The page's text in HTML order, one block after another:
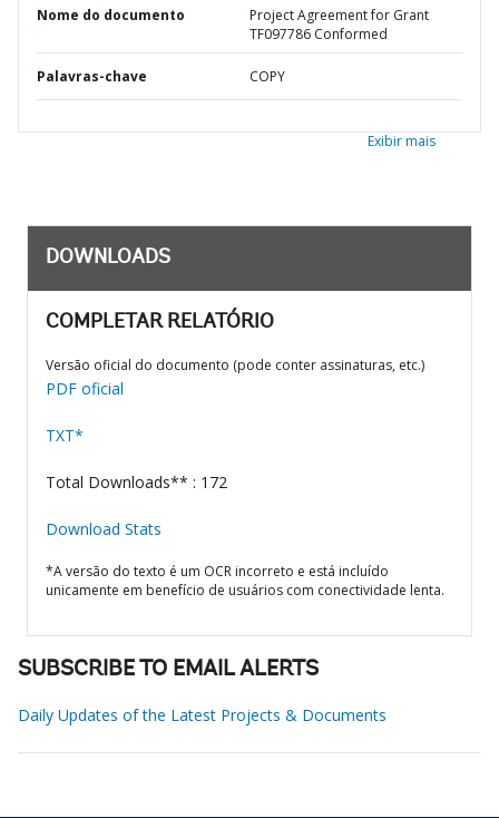
Nome do documento
Project Agreement for Grant
TF097786 Conformed
Palavras-chave COPY
Exibir mais
DOWNLOADS
COMPLETAR RELATÓRIO
Versão oficial do documento (pode conter assinaturas, etc.)
PDF oficial
TXT*
Total Downloads** : 172
Download Stats
*A versão do texto é um OCR incorreto e está incluído
unicamente em benefício de usuários com conectividade lenta.
SUBSCRIBE TO EMAIL ALERTS
Daily Updates of the Latest Projects & Documents